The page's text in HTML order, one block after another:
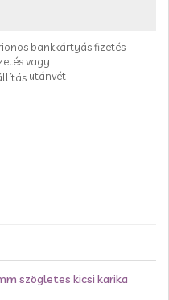
vagy
utánvét
szögletes kicsi karika